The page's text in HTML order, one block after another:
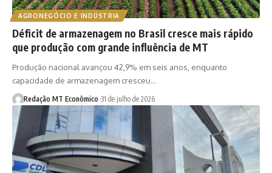
AGRONEGÓCIO E INDÚSTRIA
Déficit de armazenagem no Brasil cresce mais rápido
que produção com grande influência de MT
Produção nacional avançou 42,9% em seis anos, enquanto
capacidade de armazenagem cresceu…
Redação MT Econômico 31 de julho de 2026